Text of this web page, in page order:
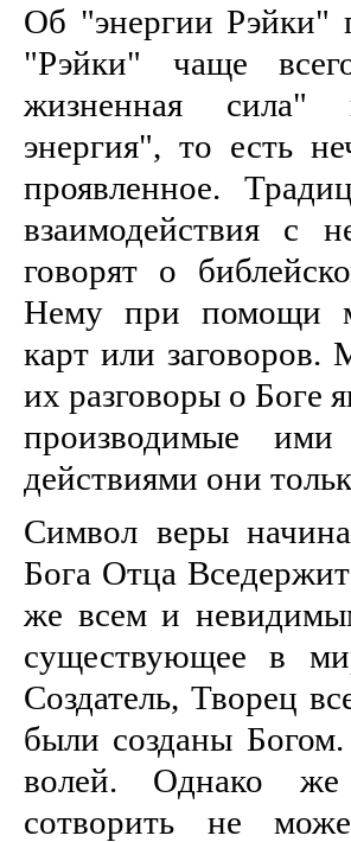
Об "энергии Рэйки"
"Рэйки" чаще
жизненная сила"
энергия", то есть
проявленное.
взаимодействия с
говорят о
Нему при помощи
карт или
их разговоры о Боге
производимые
действиями они
Символ веры
Бога Отца
же всем и
существующее в
Создатель, Творец
были созданы
волей. Однако же
сотворить не